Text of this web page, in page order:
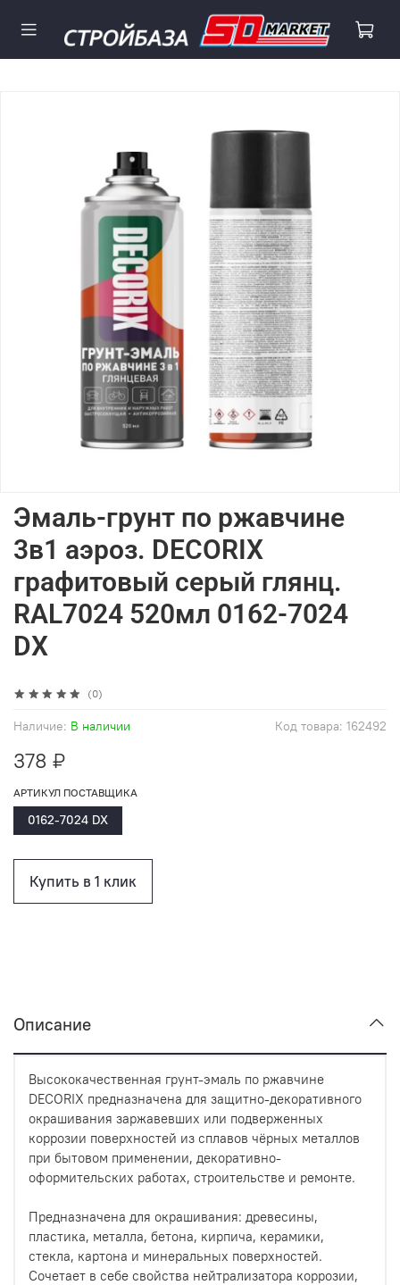
(0)
Код товара: 162492
Наличие: В наличии
Эмаль-грунт по ржавчине
3в1 аэроз. DECORIX
графитовый серый глянц.
RAL7024 520мл 0162-7024
DX
378 ₽
Купить в 1 клик
АРТИКУЛ ПОСТАВЩИКА
0162-7024 DX
Описание
Высококачественная грунт-эмаль по ржавчине
DECORIX предназначена для защитно-декоративного
окрашивания заржавевших или подверженных
коррозии поверхностей из сплавов чёрных металлов
при бытовом применении, декоративно-
оформительских работах, строительстве и ремонте.
Предназначена для окрашивания: древесины,
пластика, металла, бетона, кирпича, керамики,
стекла, картона и минеральных поверхностей.
Сочетает в себе свойства нейтрализатора коррозии,